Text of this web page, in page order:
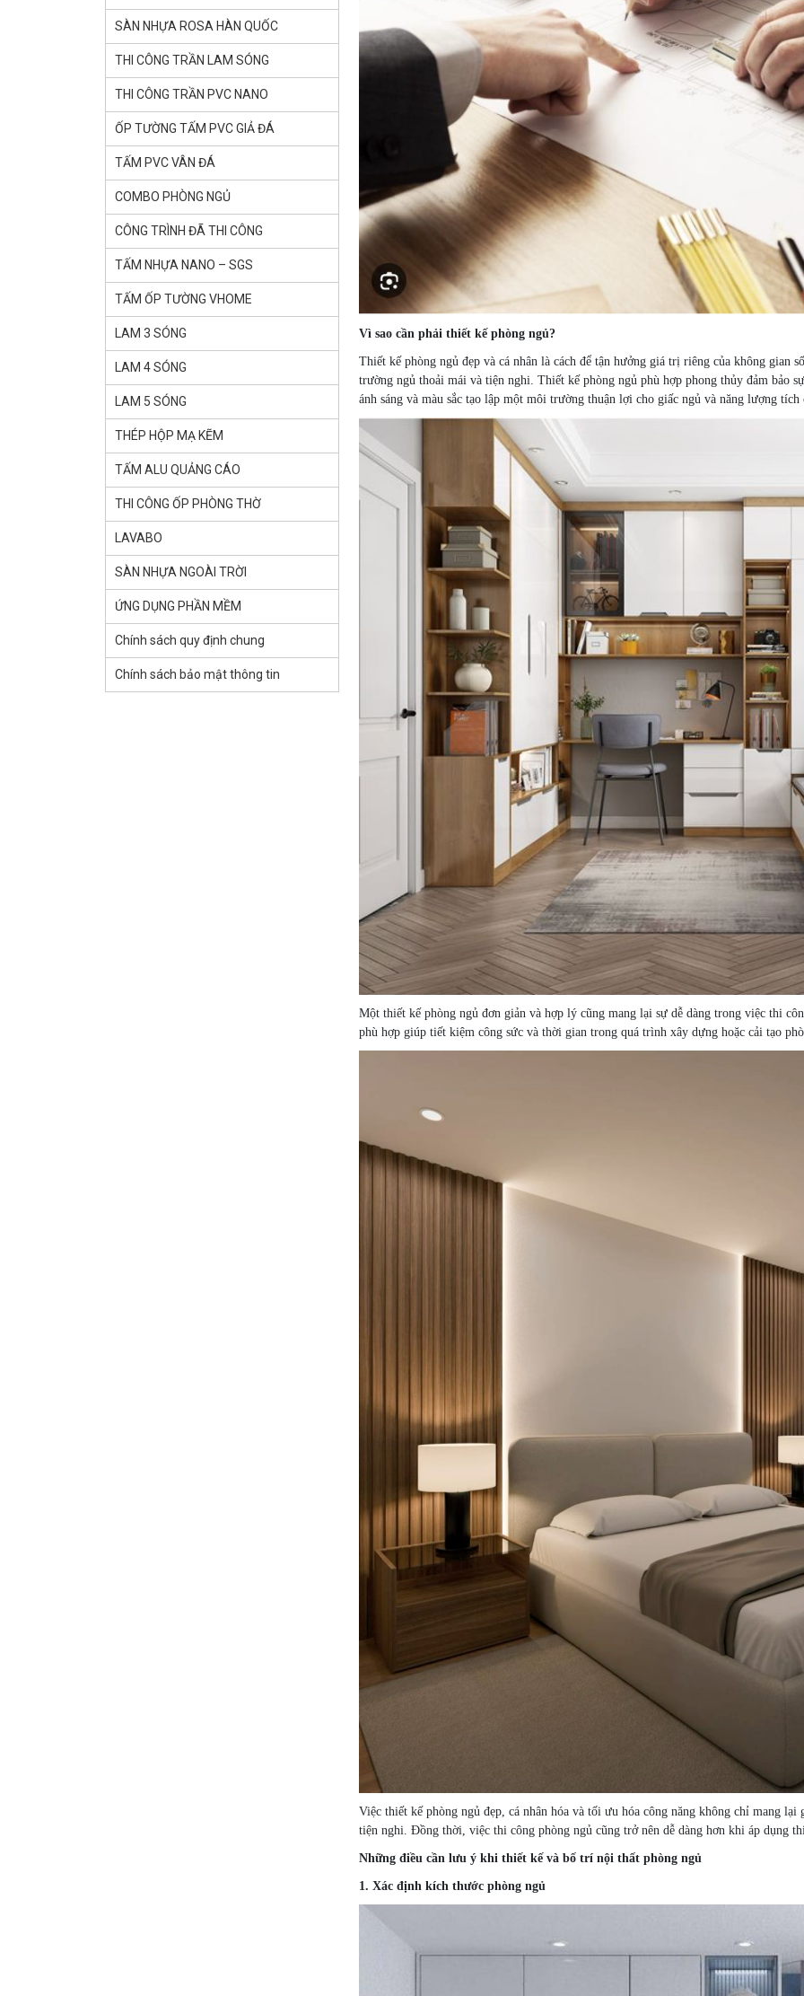
Vì sao cần phải thiết kế phòng ngủ?
Thiết kế phòng ngủ đẹp và cá nhân là cách để tận hưởng giá trị riêng của không
trường ngủ thoải mái và tiện nghi. Thiết kế phòng ngủ phù hợp phong thủy đảm bảo
ánh sáng và màu sắc tạo lập một môi trường thuận lợi cho giấc ngủ và năng lượng tích
Một thiết kế phòng ngủ đơn giản và hợp lý cũng mang lại sự dễ dàng trong việc thi
phù hợp giúp tiết kiệm công sức và thời gian trong quá trình xây dựng hoặc cải tạo
Việc thiết kế phòng ngủ đẹp, cá nhân hóa và tối ưu hóa công năng không chỉ mang
tiện nghi. Đồng thời, việc thi công phòng ngủ cũng trở nên dễ dàng hơn khi áp dụng
Những điều cần lưu ý khi thiết kế và bố trí nội thất phòng ngủ
1. Xác định kích thước phòng ngủ
SÀN NHỰA ROSA HÀN QUỐC
THI CÔNG TRẦN LAM SÓNG
THI CÔNG TRẦN PVC NANO
ỐP TƯỜNG TẤM PVC GIẢ ĐÁ
TẤM PVC VÂN ĐÁ
COMBO PHÒNG NGỦ
CÔNG TRÌNH ĐÃ THI CÔNG
TẤM NHỰA NANO – SGS
TẤM ỐP TƯỜNG VHOME
LAM 3 SÓNG
LAM 4 SÓNG
LAM 5 SÓNG
THÉP HỘP MẠ KẼM
TẤM ALU QUẢNG CÁO
THI CÔNG ỐP PHÒNG THỜ
LAVABO
SÀN NHỰA NGOÀI TRỜI
ỨNG DỤNG PHẦN MỀM
Chính sách quy định chung
Chính sách bảo mật thông tin